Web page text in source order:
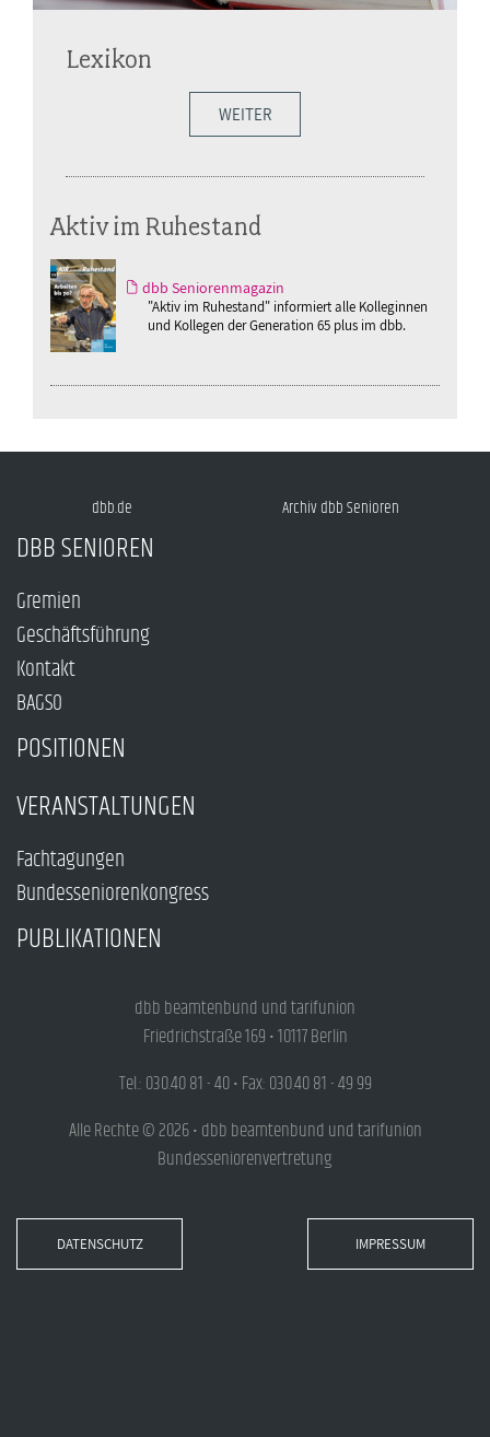
Lexikon
WEITER
Aktiv im Ruhestand
dbb Seniorenmagazin
"Aktiv im Ruhestand" informiert alle Kolleginnen
und Kollegen der Generation 65 plus im dbb.
dbb.de Archiv dbb Senioren
DBB SENIOREN
Gremien
Geschäftsführung
Kontakt
BAGSO
POSITIONEN
VERANSTALTUNGEN
Fachtagungen
Bundesseniorenkongress
PUBLIKATIONEN
dbb beamtenbund und tarifunion
Friedrichstraße 169 • 10117 Berlin
Tel.: 030.40 81 - 40 • Fax: 030.40 81 - 49 99
Alle Rechte © 2026 • dbb beamtenbund und tarifunion
Bundesseniorenvertretung
DATENSCHUTZ IMPRESSUM